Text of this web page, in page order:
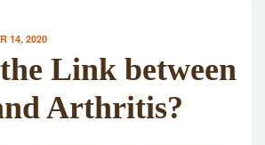
14, 2020
Link between
Arthritis?